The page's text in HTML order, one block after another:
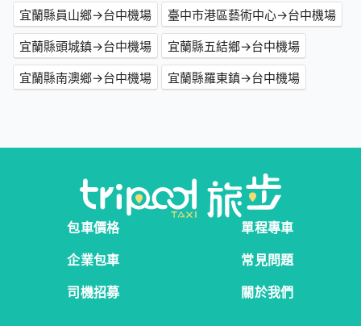
宜蘭縣員山鄉→台中機場
臺中市港區藝術中心→台中機場
宜蘭縣頭城鎮→台中機場
宜蘭縣五結鄉→台中機場
宜蘭縣南澳鄉→台中機場
宜蘭縣羅東鎮→台中機場
包車價格
單程專車
企業包車
常見問題
司機招募
關於我們